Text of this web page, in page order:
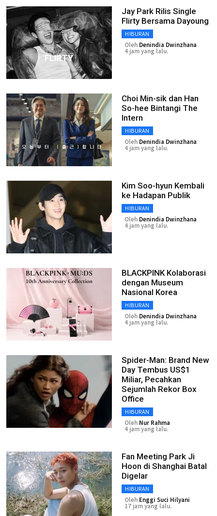
Jay Park Rilis Single
Flirty Bersama Dayoung
HIBURAN
Oleh Denindia Dwinzhana
4 jam yang lalu.
Choi Min-sik dan Han
So-hee Bintangi The
Intern
HIBURAN
Oleh Denindia Dwinzhana
4 jam yang lalu.
Kim Soo-hyun Kembali
ke Hadapan Publik
HIBURAN
Oleh Denindia Dwinzhana
4 jam yang lalu.
BLACKPINK Kolaborasi
dengan Museum
Nasional Korea
HIBURAN
Oleh Denindia Dwinzhana
4 jam yang lalu.
Spider-Man: Brand New
Day Tembus US$1
Miliar, Pecahkan
Sejumlah Rekor Box
Office
HIBURAN
Oleh Nur Rahma
4 jam yang lalu.
Fan Meeting Park Ji
Hoon di Shanghai Batal
Digelar
HIBURAN
Oleh Enggi Suci Hilyani
17 jam yang lalu.